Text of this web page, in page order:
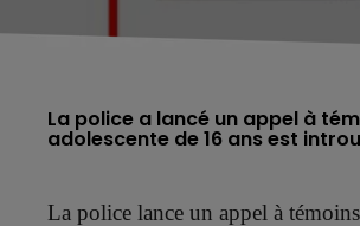
La police a lancé un appel à
adolescente de 16 ans est
La police lance un appel à